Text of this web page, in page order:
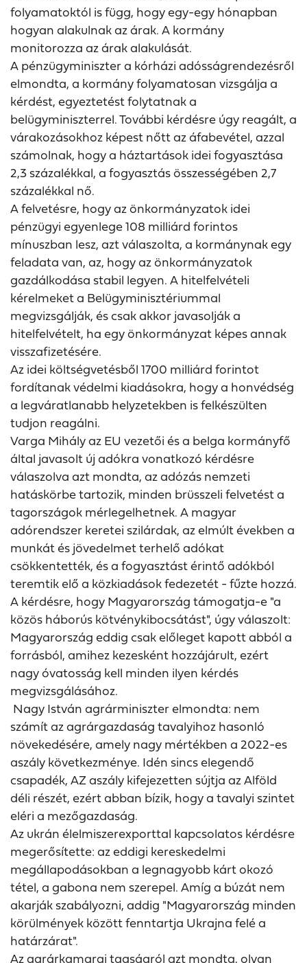
folyamatoktól is függ, hogy egy-egy hónapban
hogyan alakulnak az árak. A kormány
monitorozza az árak alakulását.
A pénzügyminiszter a kórházi adósságrendezésről
elmondta, a kormány folyamatosan vizsgálja a
kérdést, egyeztetést folytatnak a
belügyminiszterrel. További kérdésre úgy reagált, a
várakozásokhoz képest nőtt az áfabevétel, azzal
számolnak, hogy a háztartások idei fogyasztása
2,3 százalékkal, a fogyasztás összességében 2,7
százalékkal nő.
A felvetésre, hogy az önkormányzatok idei
pénzügyi egyenlege 108 milliárd forintos
mínuszban lesz, azt válaszolta, a kormánynak egy
feladata van, az, hogy az önkormányzatok
gazdálkodása stabil legyen. A hitelfelvételi
kérelmeket a Belügyminisztériummal
megvizsgálják, és csak akkor javasolják a
hitelfelvételt, ha egy önkormányzat képes annak
visszafizetésére.
Az idei költségvetésből 1700 milliárd forintot
fordítanak védelmi kiadásokra, hogy a honvédség
a legváratlanabb helyzetekben is felkészülten
tudjon reagálni.
Varga Mihály az EU vezetői és a belga kormányfő
által javasolt új adókra vonatkozó kérdésre
válaszolva azt mondta, az adózás nemzeti
hatáskörbe tartozik, minden brüsszeli felvetést a
tagországok mérlegelhetnek. A magyar
adórendszer keretei szilárdak, az elmúlt években a
munkát és jövedelmet terhelő adókat
csökkentették, és a fogyasztást érintő adókból
teremtik elő a közkiadások fedezetét - fűzte hozzá.
A kérdésre, hogy Magyarország támogatja-e "a
közös háborús kötvénykibocsátást", úgy válaszolt:
Magyarország eddig csak előleget kapott abból a
forrásból, amihez kezesként hozzájárult, ezért
nagy óvatosság kell minden ilyen kérdés
megvizsgálásához.
Nagy István agrárminiszter elmondta: nem
számít az agrárgazdaság tavalyihoz hasonló
növekedésére, amely nagy mértékben a 2022-es
aszály következménye. Idén sincs elegendő
csapadék, AZ aszály kifejezetten sújtja az Alföld
déli részét, ezért abban bízik, hogy a tavalyi szintet
eléri a mezőgazdaság.
Az ukrán élelmiszerexporttal kapcsolatos kérdésre
megerősítette: az eddigi kereskedelmi
megállapodásokban a legnagyobb kárt okozó
tétel, a gabona nem szerepel. Amíg a búzát nem
akarják szabályozni, addig "Magyarország minden
körülmények között fenntartja Ukrajna felé a
határzárat".
Az agrárkamarai tagságról azt mondta, olyan